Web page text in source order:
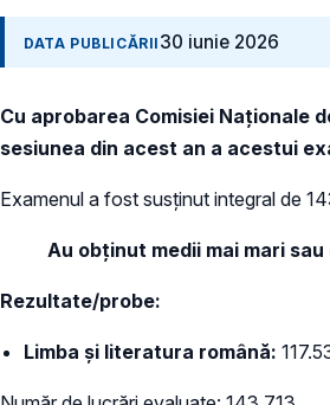
DATA PUBLICĂRII 30 iunie 2026
Cu aprobarea Comisiei Naționale
sesiunea din acest an a acestui
Examenul a fost susținut integral de
Au obținut medii mai mari sau
Rezultate/probe:
Limba și literatura română: